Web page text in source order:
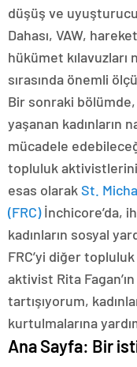
düşüş ve
Dahası, VAW,
hükümet kılavuzları
sırasında önemli
Bir sonraki
yaşanan kadınların
mücadele
topluluk
esas olarak St.
(FRC)İnchicore’da,
kadınların sosyal
FRC’yi diğer
aktivist Rita
tartışıyorum,
kurtulmalarına
Ana Sayfa: Bir